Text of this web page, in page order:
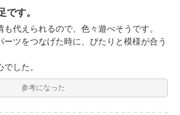
です。
代えられるので、色々遊べそうです。
ーツをつなげた時に、ぴたりと模様が合う
した。
参考になった